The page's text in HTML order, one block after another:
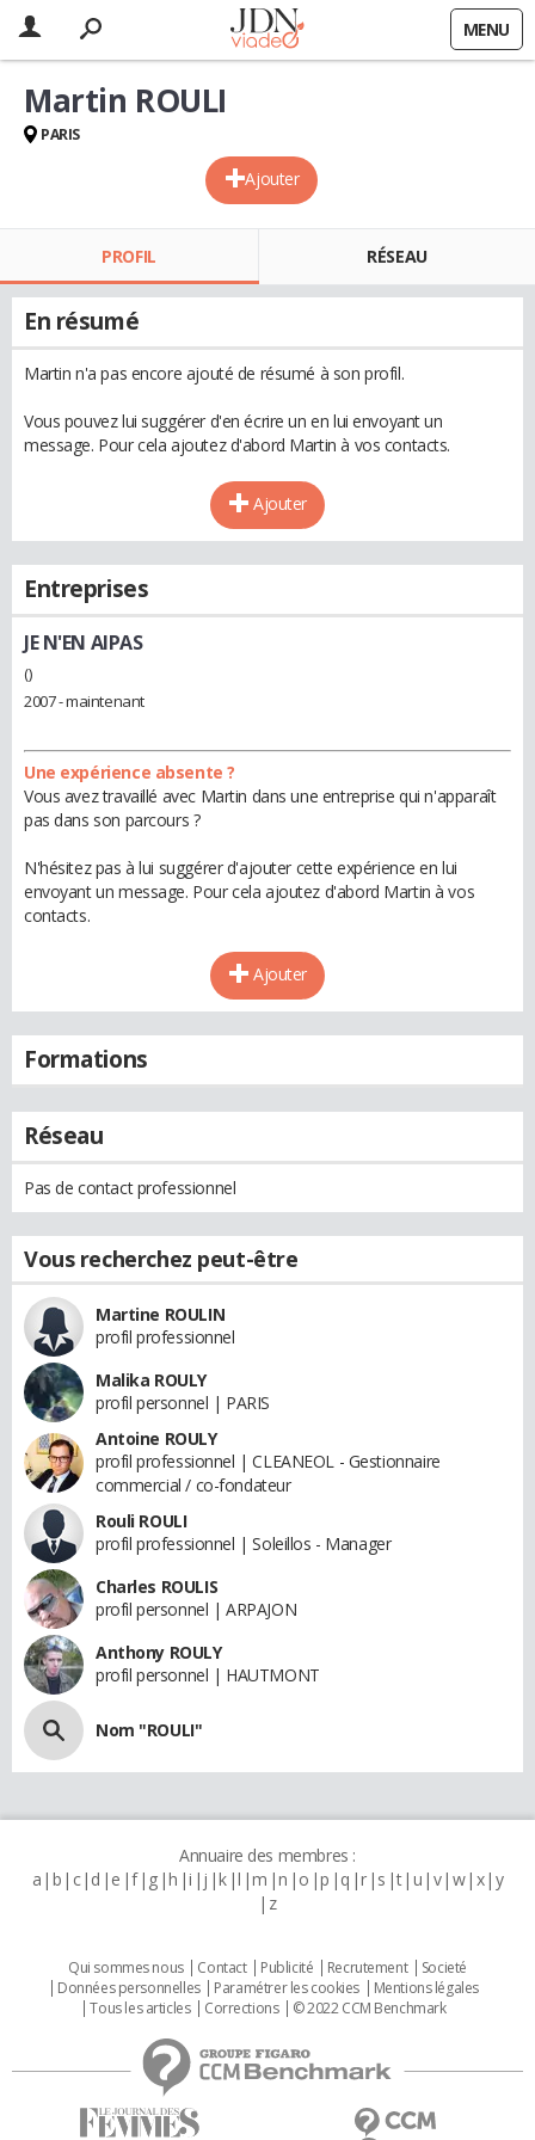
MENU
Ajouter
Martin ROULI
PARIS
PROFIL RÉSEAU
En résumé
Martin n'a pas encore ajouté de résumé à son profil.
Vous pouvez lui suggérer d'en écrire un en lui envoyant un
message. Pour cela ajoutez d'abord Martin à vos contacts.
Ajouter
Entreprises
JE N'EN AIPAS
()
2007 - maintenant
Une expérience absente ?
Vous avez travaillé avec Martin dans une entreprise qui n'apparaît
pas dans son parcours ?
N'hésitez pas à lui suggérer d'ajouter cette expérience en lui
envoyant un message. Pour cela ajoutez d'abord Martin à vos
contacts.
Ajouter
Formations
Réseau
Pas de contact professionnel
Vous recherchez peut-être
Martine ROULIN
profil professionnel
Malika ROULY
profil personnel | PARIS
Antoine ROULY
profil professionnel | CLEANEOL - Gestionnaire
commercial / co-fondateur
Rouli ROULI
profil professionnel | Soleillos - Manager
Charles ROULIS
profil personnel | ARPAJON
Anthony ROULY
profil personnel | HAUTMONT
Nom "ROULI"
Annuaire des membres :
a b c d e f g h i j k l m n o p q r s t u v w x y
z
Qui sommes nous Contact Publicité Recrutement
Societé
Données personnelles
Paramétrer les cookies
Mentions légales
Tous les articles
Corrections © 2022 CCM Benchmark